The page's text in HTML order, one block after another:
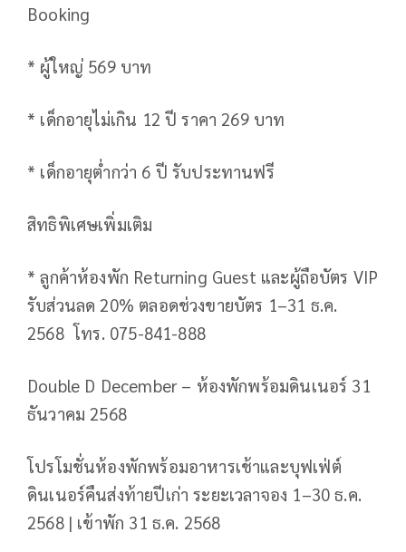
Booking
* ผู้ใหญ่ 569 บาท
* เด็กอายุไม่เกิน 12 ปี ราคา 269 บาท
* เด็กอายุต่ำกว่า 6 ปี รับประทานฟรี
สิทธิพิเศษเพิ่มเติม
* ลูกค้าห้องพัก Returning Guest และผู้ถือบัตร VIP
รับส่วนลด 20% ตลอดช่วงขายบัตร 1–31 ธ.ค.
2568 โทร. 075-841-888
Double D December – ห้องพักพร้อมดินเนอร์ 31
ธันวาคม 2568
โปรโมชั่นห้องพักพร้อมอาหารเช้าและบุฟเฟ่ต์
ดินเนอร์คืนส่งท้ายปีเก่า ระยะเวลาจอง 1–30 ธ.ค.
2568 | เข้าพัก 31 ธ.ค. 2568